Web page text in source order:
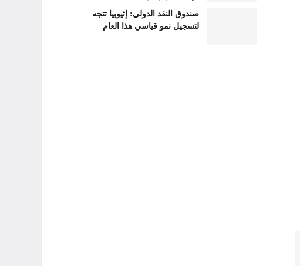
صندوق النقد الدولي: إثيوبيا تتجه
لتسجيل نمو قياسي هذا العام